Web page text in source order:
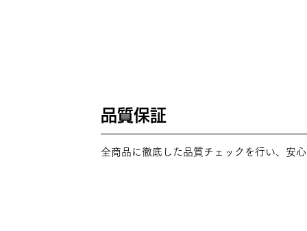
品質保証
全商品に徹底した品質チェックを行い、安